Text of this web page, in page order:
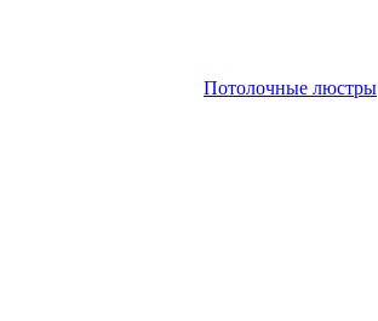
Потолочные люстры